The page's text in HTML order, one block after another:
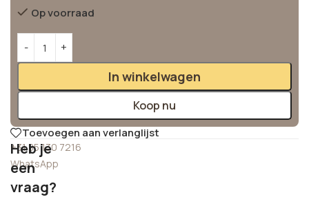
Op voorraad
In winkelwagen
Koop nu
Toevoegen aan verlanglijst
+31 85 130 7216
WhatsApp
Heb je
een
vraag?